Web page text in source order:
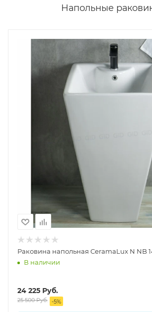
Напольные
Раковина напольная CeramaLux N NB
В наличии
24 225 Руб.
25 500Руб. -5%